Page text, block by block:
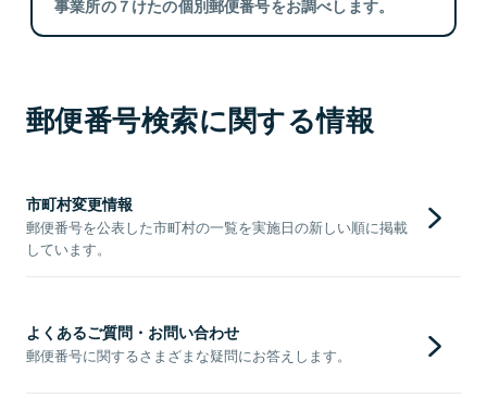
事業所の７けたの個別郵便番号をお調べします。
郵便番号検索に関する情報
市町村変更情報
郵便番号を公表した市町村の一覧を実施日の新しい順に掲載
しています。
よくあるご質問・お問い合わせ
郵便番号に関するさまざまな疑問にお答えします。